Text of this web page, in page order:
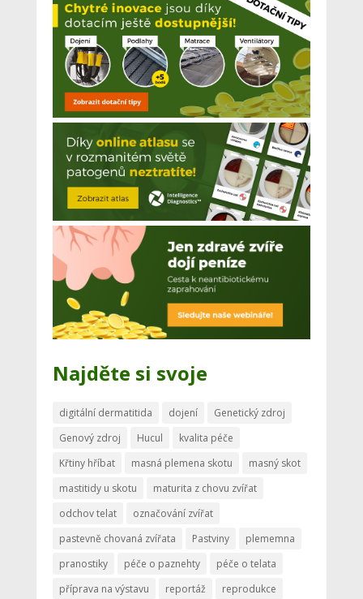
Najděte si svoje
digitální dermatitida dojení
Genetický zdroj
Genový zdroj
Hucul
kvalita péče
Křtiny hříbat
masná plemena skotu
masný skot
mastitidy u skotu
maturita z chovu zvířat
odchov telat
označování zvířat
pastevně chovaná zvířata
Pastviny
plememna
pranostiky
péče o paznehty
péče o telata
příprava na výstavu
reportáž
reprodukce